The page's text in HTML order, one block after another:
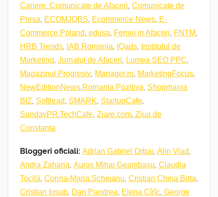
Cariere, Comunicate de Afaceri, Comunicate de
Presa, ECOMJOBS, Ecommerce News, E-
Commerce Poland, edusa, Femei in Afaceri, FNTM,
HRB Trends, IAB Romania, IQads, Institutul de
Marketing, Jurnalul de Afaceri, Lumea SEO PPC,
Magazinul Progresiv, Manager.ro, MarketingFocus,
NewEditionNews,Romania Pozitiva, Shopmania
BIZ, Softlead, SMARK, StartupCafe,
SundayPR,TechCafe, Ziare.com, Ziua de
Constanta
Bloggeri oficiali: Adrian Gabriel Orbai, Alin Vlad,
Andra Zaharia, Auraș Mihai Geambașu, Claudia
Tocilă, Corina-Maria Scheianu, Cristian China Birta,
Cristian Iosub, Dan Pandrea, Elena Cîrîc, George